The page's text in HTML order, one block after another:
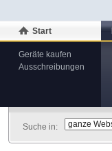
Start
Geräte kaufen
Ausschreibungen
Suche in: